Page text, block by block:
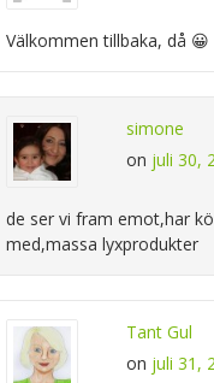
Välkommen tillbaka, då 😀
simone
on juli 30,
de ser vi fram emot,har
med,massa lyxprodukter
Tant Gul
on juli 31,